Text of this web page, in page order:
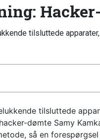
tilsluttede
tilsluttede
dømte Samy
så en